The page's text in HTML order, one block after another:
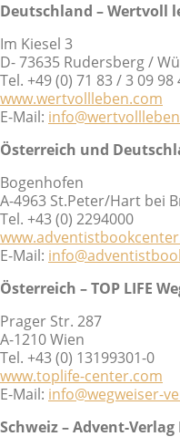
Deutschland – Wertvoll
Im Kiesel 3
D- 73635 Rudersberg /
Tel. +49 (0) 71 83 / 3 09 98
www.wertvollleben.com
E-Mail:
Österreich und
Bogenhofen
A-4963 St.Peter/Hart bei
Tel. +43 (0) 2294000
E-Mail:
Österreich – TOP LIFE
Prager Str. 287
A-1210 Wien
Tel. +43 (0) 13199301-0
www.toplife-center.com
E-Mail: info@wegweiser-
Schweiz – Advent-